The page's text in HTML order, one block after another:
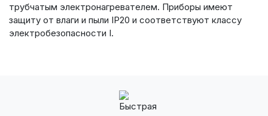
трубчатым электронагревателем. Приборы имеют
защиту от влаги и пыли IP20 и соответствуют классу
электробезопасности I.